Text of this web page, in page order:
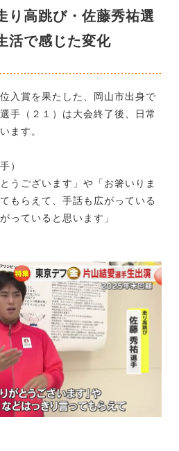
り高跳び・佐藤秀祐選
活で感じた変化
入賞を果たした、岡山市出身で
手（２１）は大会終了後、日常
ます。
）
うございます」や「お箸いりま
もらえて、手話も広がっている
っていると思います」